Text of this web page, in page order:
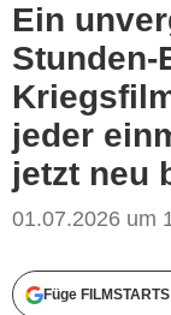
Ein
Stunden-
jeder
jetzt neu
01.07.2026 um
Füge